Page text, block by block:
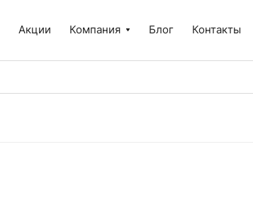
Акции Компания Блог Контакты